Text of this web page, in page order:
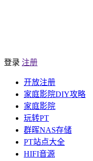
登录 注册
开放注册
家庭影院DIY攻略
家庭影院
玩转PT
群晖NAS存储
PT站点大全
HIFI音源